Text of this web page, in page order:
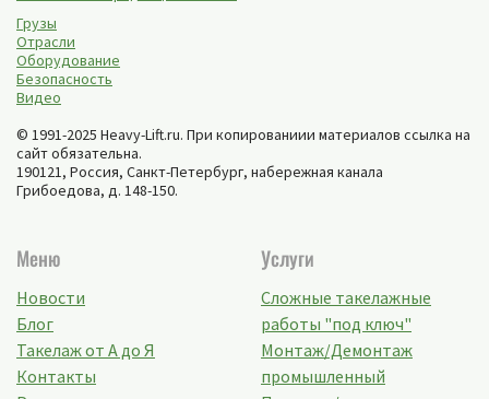
Грузы
Отрасли
Оборудование
Безопасность
Видео
© 1991-2025 Heavy-Lift.ru. При копированиии материалов ссылка на
сайт обязательна.
190121, Россия, Санкт-Петербург, набережная канала
Грибоедова, д. 148-150.
Меню
Новости
Блог
Такелаж от А до Я
Контакты
Услуги
Сложные такелажные
работы "под ключ"
Монтаж/Демонтаж
промышленный